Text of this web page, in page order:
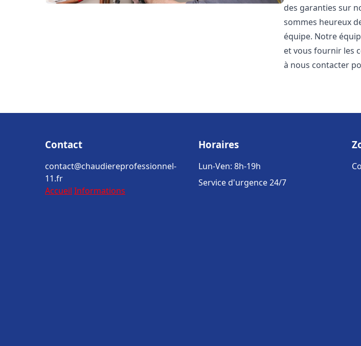
des garanties sur
sommes heureux
équipe. Notre
et vous fournir les
à nous contacter
Contact
contact@chaudiereprofessionnel-
11.fr
Accueil Informations
Horaires
Lun-Ven: 8h-19h
Service d'urgence 24/7